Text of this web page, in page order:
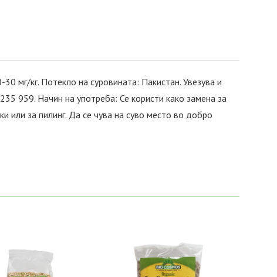
мг/кг. Потекло на суровината: Пакистан. Увезува и
959. Начин на употреба: Се користи како замена за
или за пилинг. Да се чува на суво место во добро